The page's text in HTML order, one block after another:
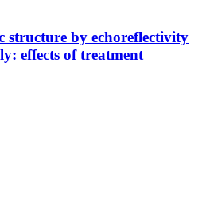
structure by echoreflectivity
effects of treatment